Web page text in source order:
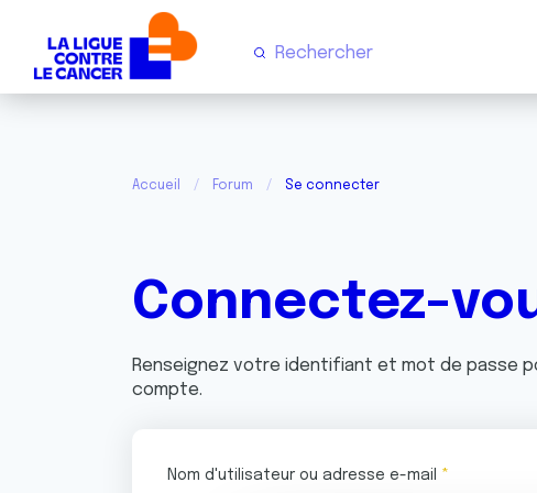
Accueil Forum Se connecter
Connectez-
Renseignez votre identifiant et mot de passe
compte.
Nom d'utilisateur ou adresse e-mail